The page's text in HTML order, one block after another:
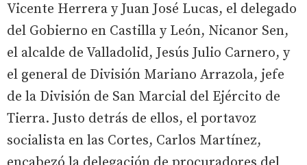
Vicente Herrera y Juan José Lucas, el delegado
del Gobierno en Castilla y León, Nicanor Sen,
el alcalde de Valladolid, Jesús Julio Carnero, y
el general de División Mariano Arrazola, jefe
de la División de San Marcial del Ejército de
Tierra. Justo detrás de ellos, el portavoz
socialista en las Cortes, Carlos Martínez,